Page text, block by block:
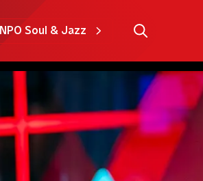
NPO Soul & Jazz